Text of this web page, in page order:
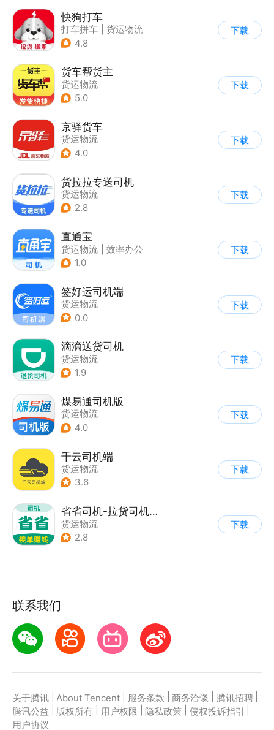
快狗打车
打车拼车
货运物流
4.8
下载
货车帮货主
货运物流
5.0
下载
京驿货车
货运物流
4.0
下载
货拉拉专送司机
货运物流
2.8
下载
直通宝
货运物流
效率办公
1.0
下载
签好运司机端
货运物流
0.0
下载
滴滴送货司机
货运物流
1.9
下载
煤易通司机版
货运物流
4.0
下载
千云司机端
货运物流
3.6
下载
省省司机-拉货司机招募
货运物流
2.8
下载
联系我们
关于腾讯 About Tencent 服务条款 商务洽谈 腾讯招聘
腾讯公益
版权所有 用户权限 隐私政策 侵权投诉指引
用户协议